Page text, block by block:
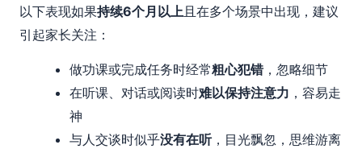
以下表现如果持续6个月以上且在多个场景中出现，建议
引起家长关注：
做功课或完成任务时经常粗心犯错，忽略细节
在听课、对话或阅读时难以保持注意力 ，容易走
神
与人交谈时似乎没有在听，目光飘忽，思维游离